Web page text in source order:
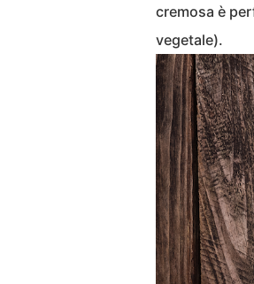
cremosa è
vegetale).